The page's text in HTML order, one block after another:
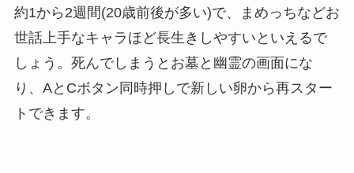
約1から2週間(20歳前後が多い)で、まめっちなどお
世話上手なキャラほど長生きしやすいといえるで
しょう。死んでしまうとお墓と幽霊の画面にな
り、AとCボタン同時押しで新しい卵から再スター
トできます。